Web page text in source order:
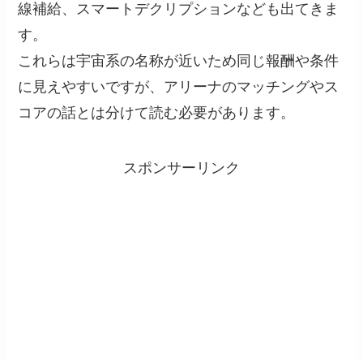
線補給、スマートデクリプションなども出てきま
す。
これらは宇宙系の名称が近いため同じ報酬や条件
に見えやすいですが、アリーナのマッチングやス
コアの話とは分けて読む必要があります。
スポンサーリンク